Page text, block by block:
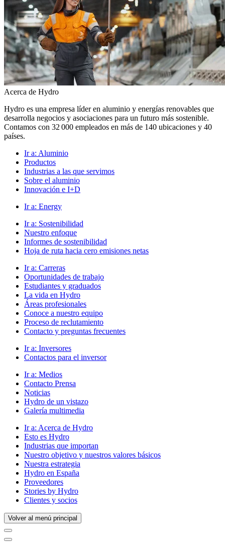
Acerca de Hydro
Hydro es una empresa líder en aluminio y energías renovables que
desarrolla negocios y asociaciones para un futuro más sostenible.
Contamos con 32 000 empleados en más de 140 ubicaciones y 40
países.
Ir a: Aluminio
Productos
Industrias a las que servimos
Sobre el aluminio
Innovación e I+D
Ir a: Energy
Ir a: Sostenibilidad
Nuestro enfoque
Informes de sostenibilidad
Hoja de ruta hacia cero emisiones netas
Ir a: Carreras
Oportunidades de trabajo
Estudiantes y graduados
La vida en Hydro
Áreas profesionales
Conoce a nuestro equipo
Proceso de reclutamiento
Contacto y preguntas frecuentes
Ir a: Inversores
Contactos para el inversor
Ir a: Medios
Contacto Prensa
Noticias
Hydro de un vistazo
Galería multimedia
Ir a: Acerca de Hydro
Esto es Hydro
Industrias que importan
Nuestro objetivo y nuestros valores básicos
Nuestra estrategia
Hydro en España
Proveedores
Stories by Hydro
Clientes y socios
Volver al menú principal